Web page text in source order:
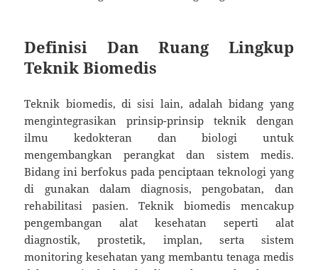
Definisi Dan Ruang Lingkup
Teknik Biomedis
Teknik biomedis, di sisi lain, adalah bidang yang
mengintegrasikan prinsip-prinsip teknik dengan
ilmu kedokteran dan biologi untuk
mengembangkan perangkat dan sistem medis.
Bidang ini berfokus pada penciptaan teknologi yang
di gunakan dalam diagnosis, pengobatan, dan
rehabilitasi pasien. Teknik biomedis mencakup
pengembangan alat kesehatan seperti alat
diagnostik, prostetik, implan, serta sistem
monitoring kesehatan yang membantu tenaga medis